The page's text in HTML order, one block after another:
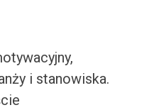
i stanowiska.